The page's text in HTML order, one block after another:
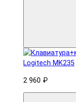
Logitech MK235
2 960 ₽